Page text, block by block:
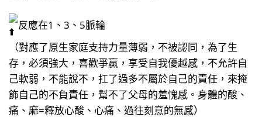
反應在1、3、5脈輪
（對應了原生家庭支持力量薄弱，不被認同，為了生
存，必須強大，喜歡爭贏，享受自我優越感，不允許自
己軟弱，不能說不，扛了過多不屬於自己的責任，來掩
飾自己的不負責任，幫不了父母的羞愧感。身體的酸、
痛、麻=釋放心酸、心痛、過往刻意的無感）